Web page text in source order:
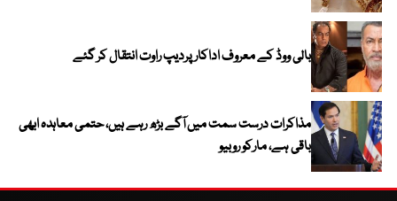
بالی ووڈ کے معروف اداکار پردیپ راوت انتقال کر گئے
مذاکرات درست سمت میں آگے بڑھ رہے ہیں، حتمی معاہدہ ابھی
باقی ہے، مارکو روبیو